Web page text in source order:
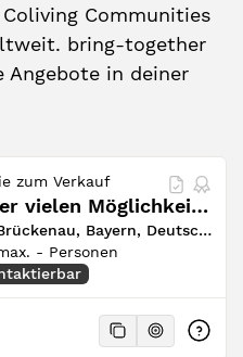
Communities
bring-together
in deiner
zum Verkauf
Villa der vielen Möglichkeiten
Bayern, Deutschland
- Personen